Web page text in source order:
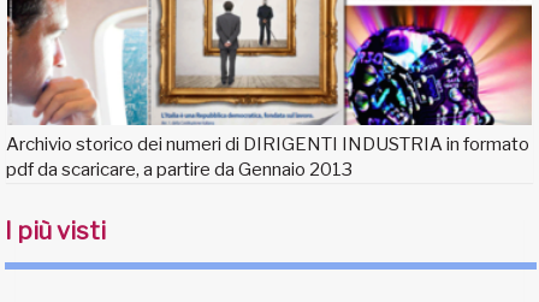
Archivio storico dei numeri di DIRIGENTI INDUSTRIA in formato
pdf da scaricare, a partire da Gennaio 2013
I più visti